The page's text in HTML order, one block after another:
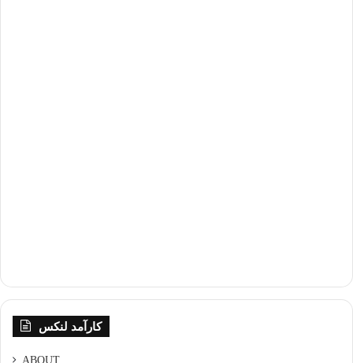
کارآمد لنکس